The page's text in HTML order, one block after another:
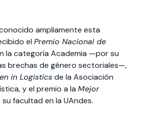
ampliamente esta
el Premio Nacional de
la categoría Academia —por su
brechas de género sectoriales—,
in Logisticsde la Asociación
y el premio a la Mejor
su facultad en la UAndes.